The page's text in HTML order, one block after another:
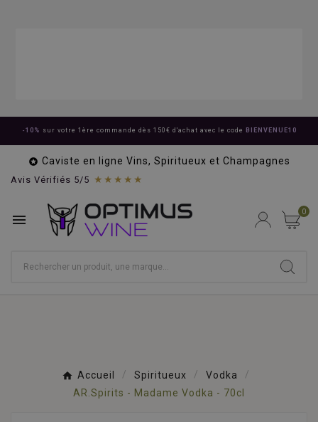
-10% sur votre 1ère commande dès 150€ d'achat avec le code BIENVENUE10
 Caviste en ligne Vins, Spiritueux et Champagnes
Avis Vérifiés 5/5 ★★★★★
 0
Accueil Spiritueux
Vodka
AR.Spirits - Madame Vodka - 70cl